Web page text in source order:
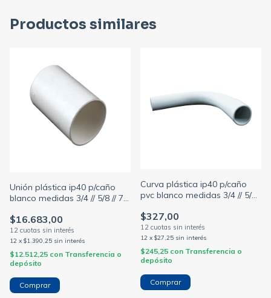
Productos similares
Unión plástica ip40 p/caño
blanco medidas 3/4 // 5/8 // 7/8
5 / 100 unidades (PLASTICOS
INBI)
$16.683,00
12 x $1.390,25 sin interés
$12.512,25 con Transferencia o
depósito
Comprar
Curva plástica ip40 p/caño
pvc blanco medidas 3/4 // 5/8
2p (PLASTICOS INBI)
$327,00
12 x $27,25 sin interés
$245,25 con Transferencia o
depósito
Comprar